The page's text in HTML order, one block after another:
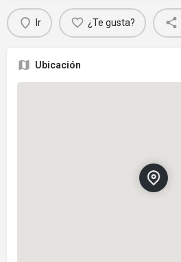
Ir ¿Te gusta?
Ubicación